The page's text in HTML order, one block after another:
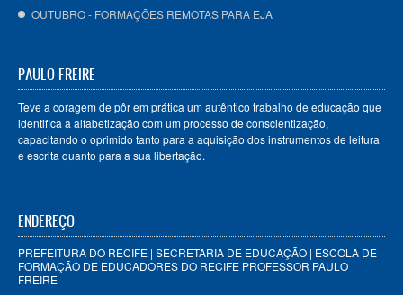
OUTUBRO - FORMAÇÕES REMOTAS PARA EJA
PAULO FREIRE
Teve a coragem de pôr em prática um autêntico trabalho de educação que
identifica a alfabetização com um processo de conscientização,
capacitando o oprimido tanto para a aquisição dos instrumentos de leitura
e escrita quanto para a sua libertação.
ENDEREÇO
PREFEITURA DO RECIFE | SECRETARIA DE EDUCAÇÃO | ESCOLA DE
FORMAÇÃO DE EDUCADORES DO RECIFE PROFESSOR PAULO
FREIRE